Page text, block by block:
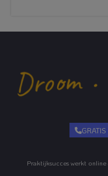
Praktijksucces werkt